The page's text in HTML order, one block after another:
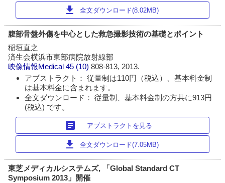
download 全文ダウンロード(8.02MB)
腹部骨盤外傷を中心とした救急撮影技術の基礎とポイント
稲垣直之
済生会横浜市東部病院放射線部
映像情報Medical 45 (10)808-813, 2013.
アブストラクト： 従量制は110円（税込）、基本料金制
は基本料金に含まれます。
全文ダウンロード： 従量制、基本料金制の方共に913円
(税込) です。
article アブストラクトを見る
download 全文ダウンロード(7.05MB)
東芝メディカルシステムズ, 「Global Standard CT
Symposium 2013」開催